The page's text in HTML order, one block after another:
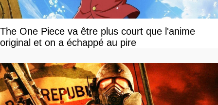
The One Piece va être plus court que l'anime
original et on a échappé au pire